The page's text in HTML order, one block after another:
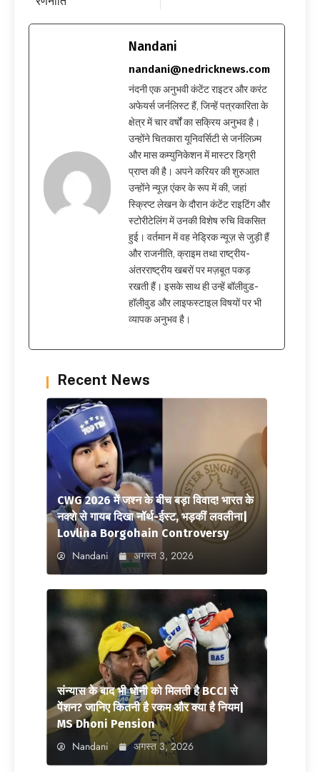
Nandani
nandani@nedricknews.com
नंदनी एक अनुभवी कंटेंट राइटर और करंट
अफेयर्स जर्नलिस्ट हैं, जिन्हें पत्रकारिता के
क्षेत्र में चार वर्षों का सक्रिय अनुभव है।
उन्होंने चितकारा यूनिवर्सिटी से जर्नलिज़्म
और मास कम्युनिकेशन में मास्टर डिग्री
प्राप्त की है। अपने करियर की शुरुआत
उन्होंने न्यूज़ एंकर के रूप में की, जहां
स्क्रिप्ट लेखन के दौरान कंटेंट राइटिंग और
स्टोरीटेलिंग में उनकी विशेष रुचि विकसित
हुई। वर्तमान में वह नेड्रिक न्यूज़ से जुड़ी हैं
और राजनीति, क्राइम तथा राष्ट्रीय-
अंतरराष्ट्रीय खबरों पर मज़बूत पकड़
रखती हैं। इसके साथ ही उन्हें बॉलीवुड-
हॉलीवुड और लाइफस्टाइल विषयों पर भी
व्यापक अनुभव है।
Recent News
CWG 2026 में जश्न के बीच बड़ा विवाद! भारत के
नक्शे से गायब दिखा नॉर्थ-ईस्ट, भड़कीं लवलीना|
Lovlina Borgohain Controversy
Nandani अगस्त 3, 2026
संन्यास के बाद भी धोनी को मिलती है BCCI से
पेंशन? जानिए कितनी है रकम और क्या है नियम|
MS Dhoni Pension
Nandani अगस्त 3, 2026